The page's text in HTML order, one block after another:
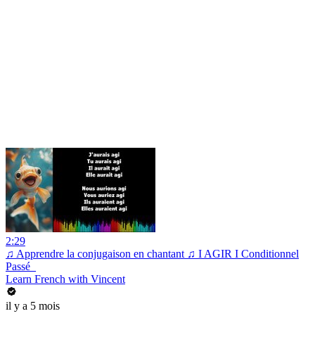
2:29
♫ Apprendre la conjugaison en chantant ♫ I AGIR I Conditionnel
Passé_
Learn French with Vincent
il y a 5 mois